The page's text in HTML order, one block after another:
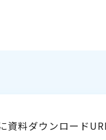
資料ダウンロード